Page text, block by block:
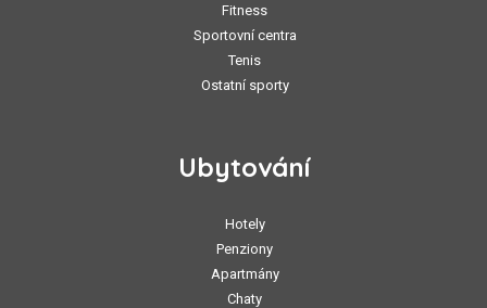
Fitness
Sportovní centra
Tenis
Ostatní sporty
Ubytování
Hotely
Penziony
Apartmány
Chaty